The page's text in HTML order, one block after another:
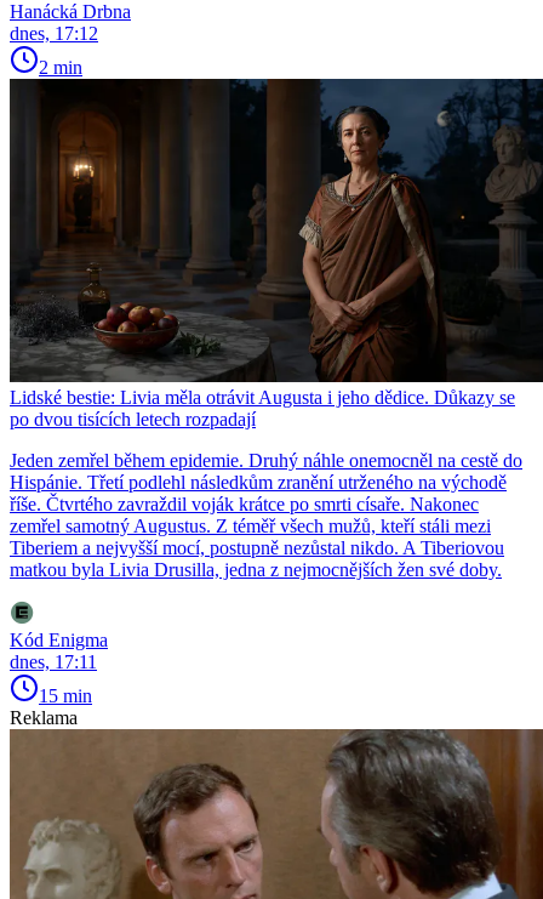
Hanácká Drbna
dnes, 17:12
2 min
Lidské bestie: Livia měla otrávit Augusta i jeho dědice. Důkazy se
po dvou tisících letech rozpadají
Jeden zemřel během epidemie. Druhý náhle onemocněl na cestě do
Hispánie. Třetí podlehl následkům zranění utrženého na východě
říše. Čtvrtého zavraždil voják krátce po smrti císaře. Nakonec
zemřel samotný Augustus. Z téměř všech mužů, kteří stáli mezi
Tiberiem a nejvyšší mocí, postupně nezůstal nikdo. A Tiberiovou
matkou byla Livia Drusilla, jedna z nejmocnějších žen své doby.
Kód Enigma
dnes, 17:11
15 min
Reklama